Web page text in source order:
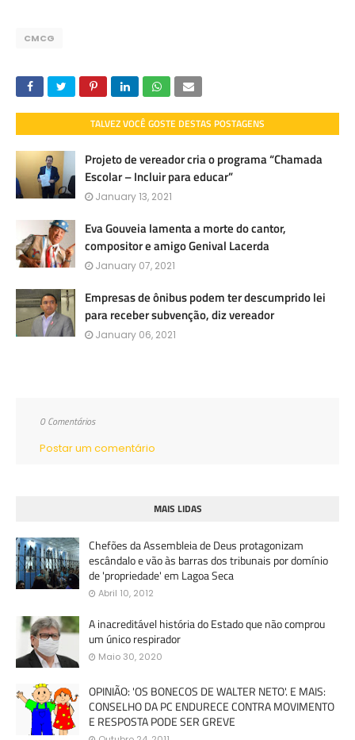
CMCG
TALVEZ VOCÊ GOSTE DESTAS POSTAGENS
Projeto de vereador cria o programa “Chamada
Escolar – Incluir para educar”
January 13, 2021
Eva Gouveia lamenta a morte do cantor,
compositor e amigo Genival Lacerda
January 07, 2021
Empresas de ônibus podem ter descumprido lei
para receber subvenção, diz vereador
January 06, 2021
0 Comentários
Postar um comentário
MAIS LIDAS
Chefões da Assembleia de Deus protagonizam
escândalo e vão às barras dos tribunais por domínio
de 'propriedade' em Lagoa Seca
Abril 10, 2012
A inacreditável história do Estado que não comprou
um único respirador
Maio 30, 2020
OPINIÃO: 'OS BONECOS DE WALTER NETO'. E MAIS:
CONSELHO DA PC ENDURECE CONTRA MOVIMENTO
E RESPOSTA PODE SER GREVE